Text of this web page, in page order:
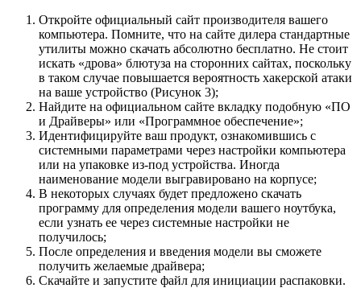
Откройте официальный сайт производителя вашего
компьютера. Помните, что на сайте дилера стандартные
утилиты можно скачать абсолютно бесплатно. Не стоит
искать «дрова» блютуза на сторонних сайтах, поскольку
в таком случае повышается вероятность хакерской атаки
на ваше устройство (Рисунок 3);
Найдите на официальном сайте вкладку подобную «ПО
и Драйверы» или «Программное обеспечение»;
Идентифицируйте ваш продукт, ознакомившись с
системными параметрами через настройки компьютера
или на упаковке из-под устройства. Иногда
наименование модели выгравировано на корпусе;
В некоторых случаях будет предложено скачать
программу для определения модели вашего ноутбука,
если узнать ее через системные настройки не
получилось;
После определения и введения модели вы сможете
получить желаемые драйвера;
Скачайте и запустите файл для инициации распаковки.